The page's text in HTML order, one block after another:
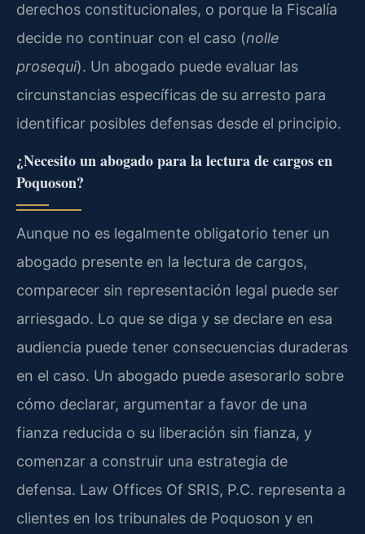
derechos constitucionales, o porque la Fiscalía
decide no continuar con el caso (nolle
prosequi). Un abogado puede evaluar las
circunstancias específicas de su arresto para
identificar posibles defensas desde el principio.
¿Necesito un abogado para la lectura de cargos en
Poquoson?
Aunque no es legalmente obligatorio tener un
abogado presente en la lectura de cargos,
comparecer sin representación legal puede ser
arriesgado. Lo que se diga y se declare en esa
audiencia puede tener consecuencias duraderas
en el caso. Un abogado puede asesorarlo sobre
cómo declarar, argumentar a favor de una
fianza reducida o su liberación sin fianza, y
comenzar a construir una estrategia de
defensa. Law Offices Of SRIS, P.C. representa a
clientes en los tribunales de Poquoson y en